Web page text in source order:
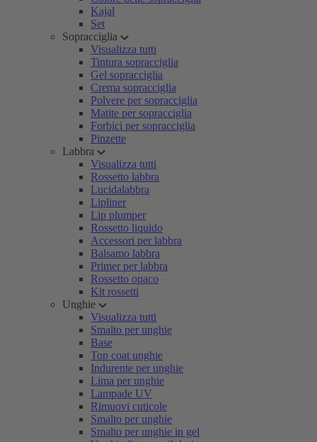
Kajal
Set
Sopracciglia
Visualizza tutti
Tintura sopracciglia
Gel sopracciglia
Crema sopracciglia
Polvere per sopracciglia
Matite per sopracciglia
Forbici per sopracciglia
Pinzette
Labbra
Visualizza tutti
Rossetto labbra
Lucidalabbra
Lipliner
Lip plumper
Rossetto liquido
Accessori per labbra
Balsamo labbra
Primer per labbra
Rossetto opaco
Kit rossetti
Unghie
Visualizza tutti
Smalto per unghie
Base
Top coat unghie
Indurente per unghie
Lima per unghie
Lampade UV
Rimuovi cuticole
Smalto per unghie
Smalto per unghie in gel